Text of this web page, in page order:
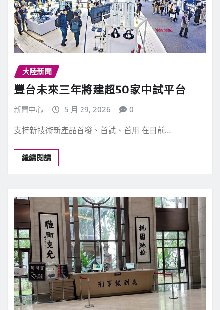
大陸新聞
豐台未來三年將建超50家中試平台
新聞中心 5 月 29, 2026 0
支持新技術新產品首發、首試、首用 在日前…
繼續閱讀